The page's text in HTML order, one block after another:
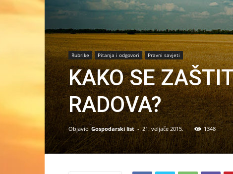
Rubrike Pitanja i odgovori Pravni savjeti
KAKO SE
RADOVA?
Objavio Gospodarski list - 21. veljače 2015. 1348